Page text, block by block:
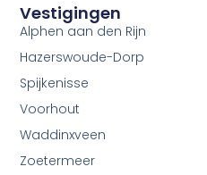
Vestigingen
Alphen aan den Rijn
Hazerswoude-Dorp
Spijkenisse
Voorhout
Waddinxveen
Zoetermeer